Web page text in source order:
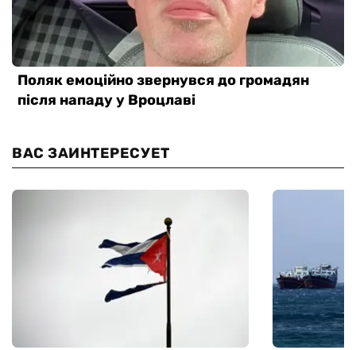
ВАС ЗАИНТЕРЕСУЕТ